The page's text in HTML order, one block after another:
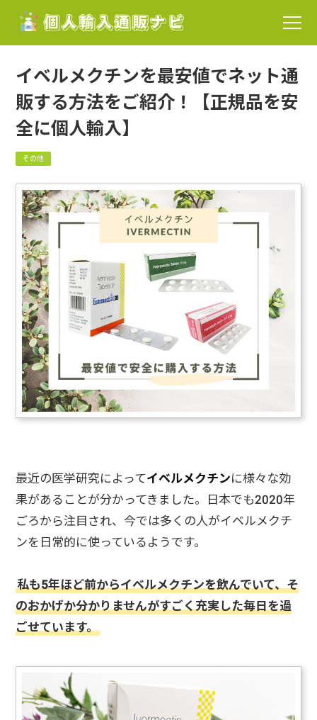
イベルメクチンを最安値でネット通
販する方法をご紹介！【正規品を安
全に個人輸入】
その他
最近の医学研究によってイベルメクチンに様々な効
果があることが分かってきました。日本でも2020年
ごろから注目され、今では多くの人がイベルメクチ
ンを日常的に使っているようです。
私も5年ほど前からイベルメクチンを飲んでいて、そ
のおかげか分かりませんがすごく充実した毎日を過
ごせています。